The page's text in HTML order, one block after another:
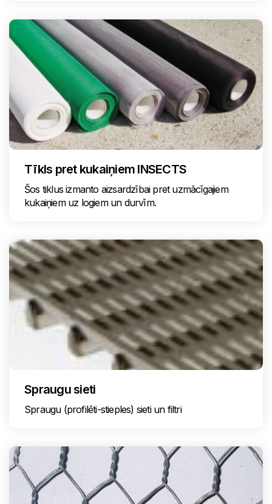
Tīkls pret kukaiņiem INSECTS
Šos tiklus izmanto aizsardzībai pret uzmācīgajiem
kukaiņiem uz logiem un durvīm.
Spraugu sieti
Spraugu (profilēti-stieples) sieti un filtri